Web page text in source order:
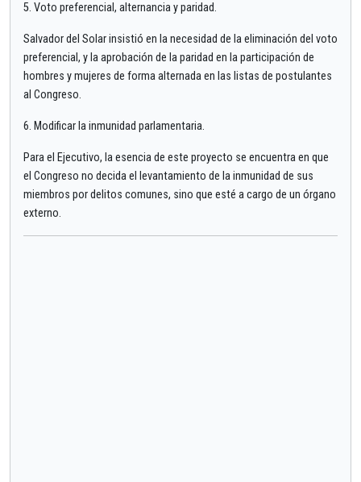
5. Voto preferencial, alternancia y paridad.
Salvador del Solar insistió en la necesidad de la eliminación del voto
preferencial, y la aprobación de la paridad en la participación de
hombres y mujeres de forma alternada en las listas de postulantes
al Congreso.
6. Modificar la inmunidad parlamentaria.
Para el Ejecutivo, la esencia de este proyecto se encuentra en que
el Congreso no decida el levantamiento de la inmunidad de sus
miembros por delitos comunes, sino que esté a cargo de un órgano
externo.